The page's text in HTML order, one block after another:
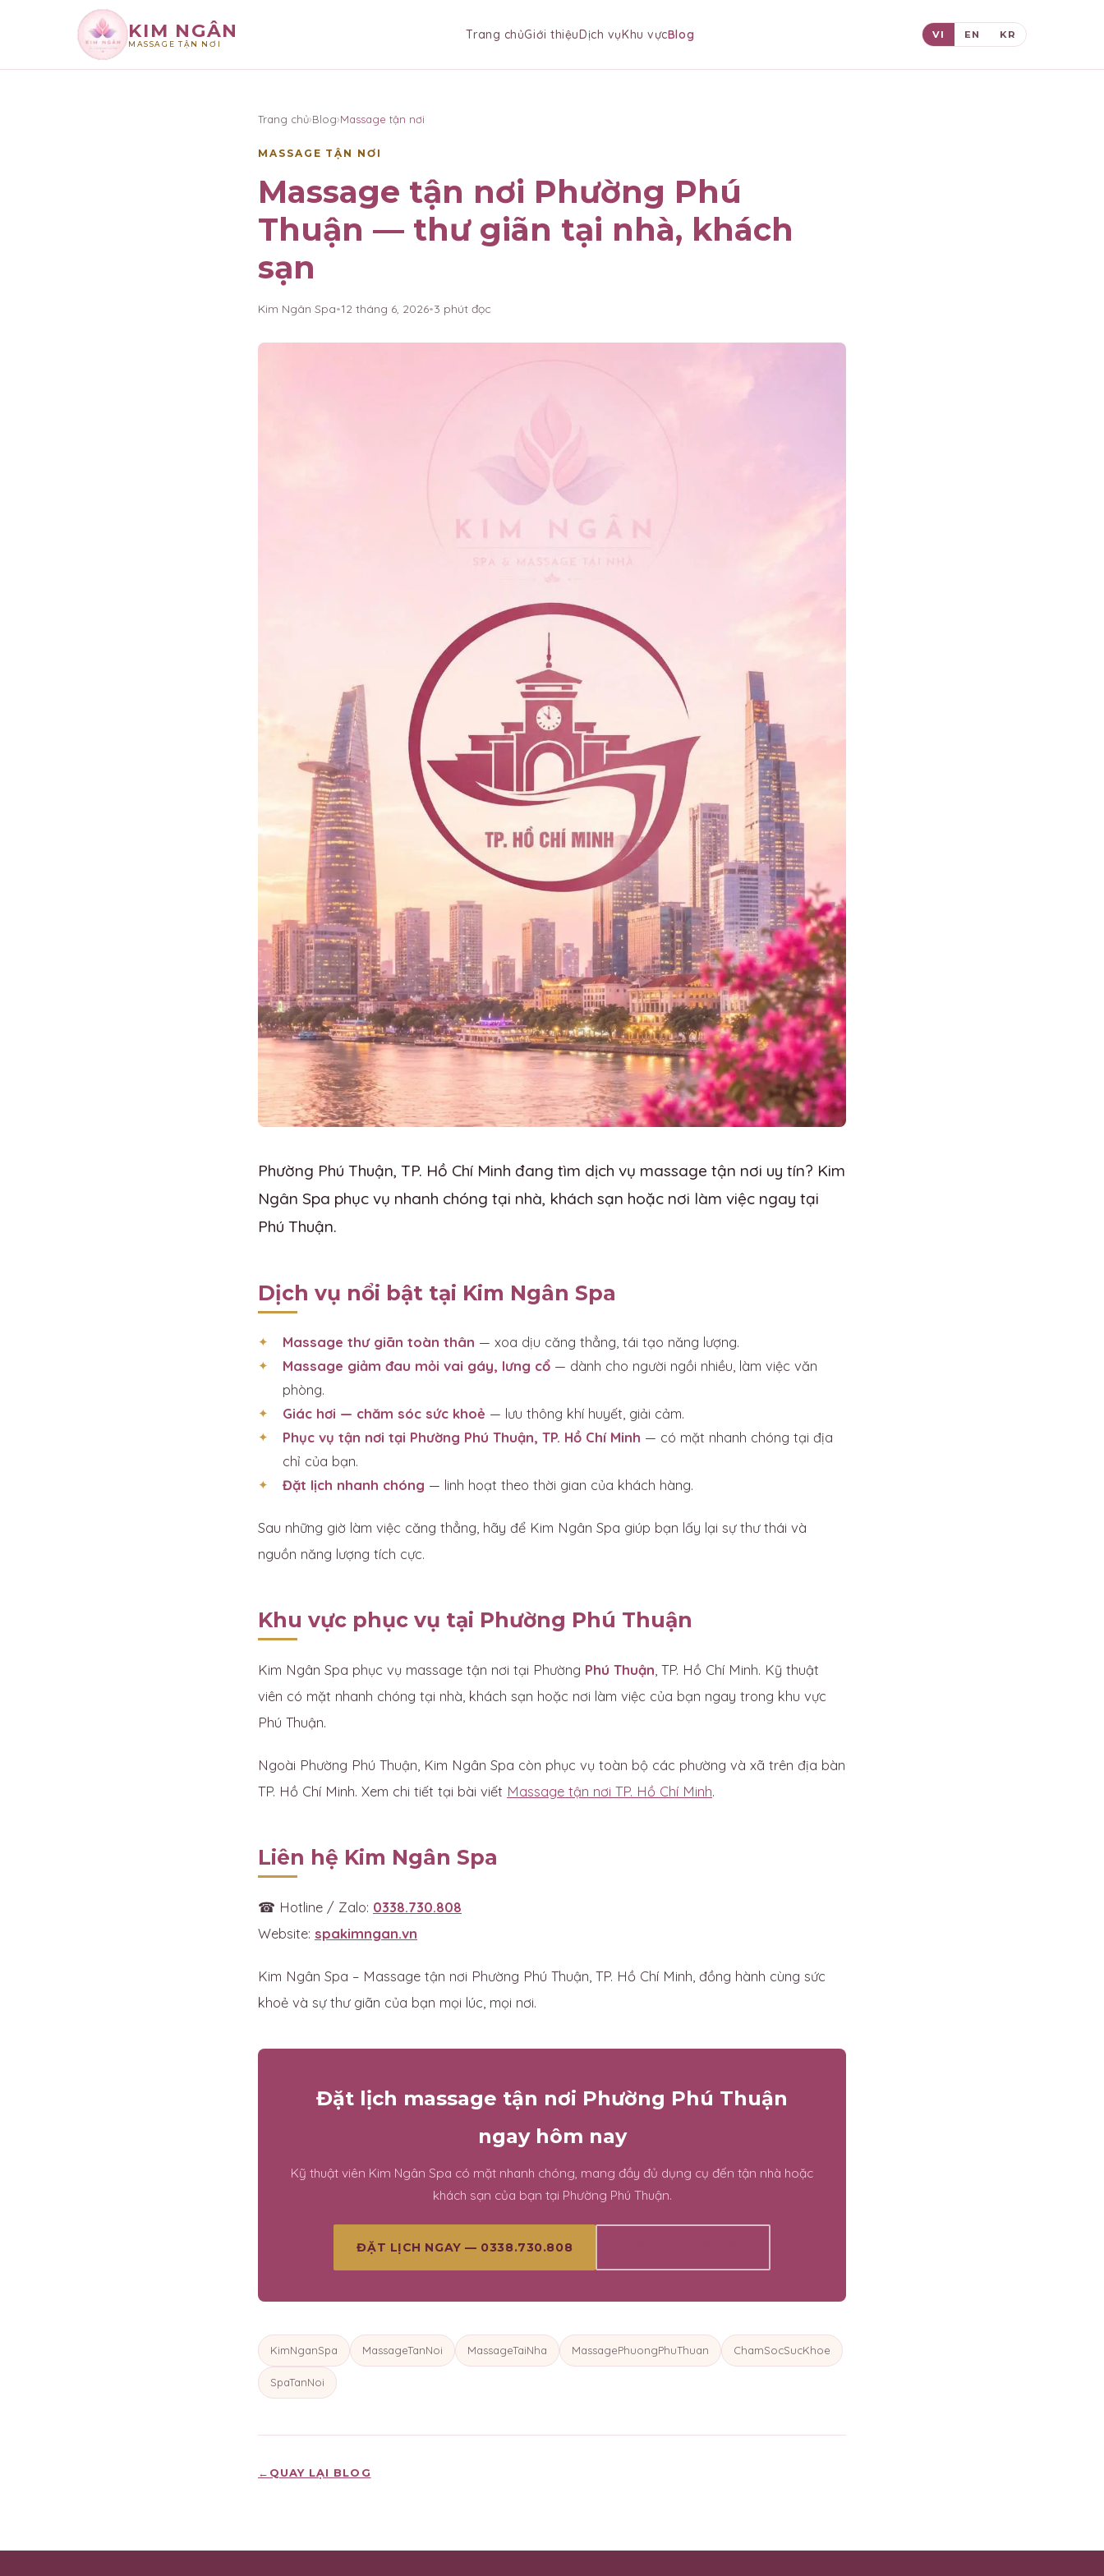
KIM NGÂN
MASSAGE TẬN NƠI
Trang chủGiới thiệuDịch vụKhu vựcBlog VI EN KR
Trang chủ›Blog›Massage tận nơi
MASSAGE TẬN NƠI
Massage tận nơi Phường Phú
Thuận — thư giãn tại nhà, khách
sạn
Kim Ngân Spa•12 tháng 6, 2026•3 phút đọc
Phường Phú Thuận, TP. Hồ Chí Minh đang tìm dịch vụ massage tận nơi uy tín? Kim
Ngân Spa phục vụ nhanh chóng tại nhà, khách sạn hoặc nơi làm việc ngay tại
Phú Thuận.
Dịch vụ nổi bật tại Kim Ngân Spa
Massage thư giãn toàn thân — xoa dịu căng thẳng, tái tạo năng lượng.
Massage giảm đau mỏi vai gáy, lưng cổ — dành cho người ngồi nhiều, làm việc văn
phòng.
Giác hơi — chăm sóc sức khoẻ — lưu thông khí huyết, giải cảm.
Phục vụ tận nơi tại Phường Phú Thuận, TP. Hồ Chí Minh — có mặt nhanh chóng tại địa
chỉ của bạn.
Đặt lịch nhanh chóng — linh hoạt theo thời gian của khách hàng.
Sau những giờ làm việc căng thẳng, hãy để Kim Ngân Spa giúp bạn lấy lại sự thư thái và
nguồn năng lượng tích cực.
Khu vực phục vụ tại Phường Phú Thuận
Kim Ngân Spa phục vụ massage tận nơi tại Phường Phú Thuận , TP. Hồ Chí Minh. Kỹ thuật
viên có mặt nhanh chóng tại nhà, khách sạn hoặc nơi làm việc của bạn ngay trong khu vực
Phú Thuận.
Ngoài Phường Phú Thuận, Kim Ngân Spa còn phục vụ toàn bộ các phường và xã trên địa bàn
TP. Hồ Chí Minh. Xem chi tiết tại bài viết Massage tận nơi TP. Hồ Chí Minh.
Liên hệ Kim Ngân Spa
☎ Hotline / Zalo: 0338.730.808
Website: spakimngan.vn
Kim Ngân Spa – Massage tận nơi Phường Phú Thuận, TP. Hồ Chí Minh, đồng hành cùng sức
khoẻ và sự thư giãn của bạn mọi lúc, mọi nơi.
Đặt lịch massage tận nơi Phường Phú Thuận
ngay hôm nay
Kỹ thuật viên Kim Ngân Spa có mặt nhanh chóng, mang đầy đủ dụng cụ đến tận nhà hoặc
khách sạn của bạn tại Phường Phú Thuận.
ĐẶT LỊCH NGAY — 0338.730.808
KimNganSpa MassageTanNoi MassageTaiNha MassagePhuongPhuThuan ChamSocSucKhoe
SpaTanNoi
← QUAY LẠI BLOG